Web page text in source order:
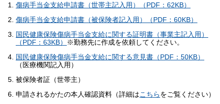
傷病手当金支給申請書（世帯主記入用）（PDF：62KB）
傷病手当金支給申請書（被保険者記入用）（PDF：60KB）
国民健康保険傷病手当金支給に関する証明書（事業主記入用）
（PDF：63KB）
※勤務先に作成を依頼してください。
国民健康保険傷病手当金支給に関する意見書（PDF：50KB）
（医療機関記入用）
被保険者証（世帯主）
申請されるかたの本人確認資料（詳細はこちらをご覧ください）